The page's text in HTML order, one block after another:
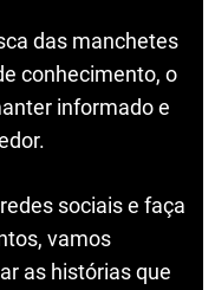
das manchetes
conhecimento, o
informado e
sociais e faça
vamos
as histórias que